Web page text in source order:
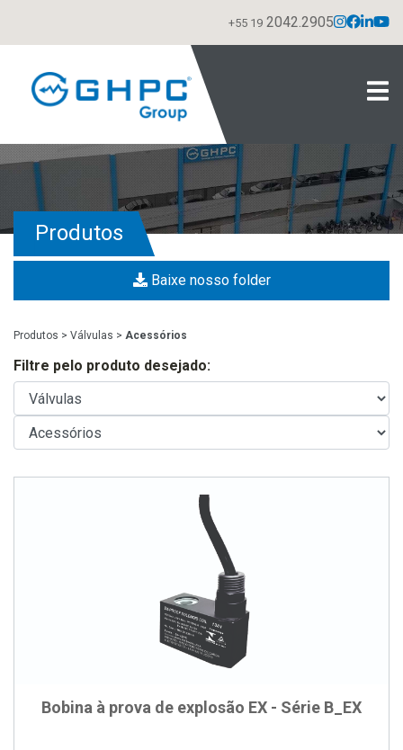
+55 19 2042.2905
Produtos
Baixe nosso folder
Produtos > Válvulas > Acessórios
Filtre pelo produto desejado:
Bobina à prova de explosão EX - Série B_EX